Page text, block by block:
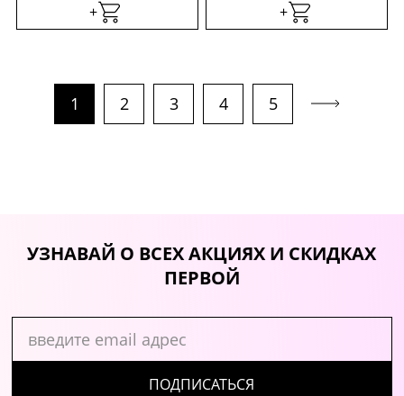
+ +
1 2 3 4 5
УЗНАВАЙ О ВСЕХ АКЦИЯХ И СКИДКАХ
ПЕРВОЙ
ПОДПИСАТЬСЯ